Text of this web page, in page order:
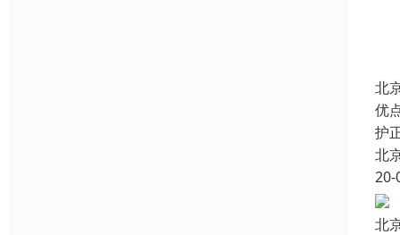
北
优
护
北
20-
北